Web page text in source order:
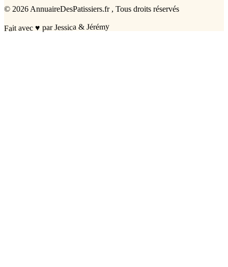
© 2026 AnnuaireDesPatissiers.fr , Tous droits réservés
Fait avec♥ par Jessica & Jérémy